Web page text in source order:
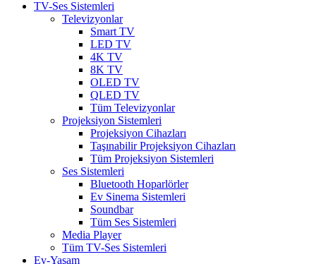
TV-Ses Sistemleri
Televizyonlar
Smart TV
LED TV
4K TV
8K TV
OLED TV
QLED TV
Tüm Televizyonlar
Projeksiyon Sistemleri
Projeksiyon Cihazları
Taşınabilir Projeksiyon Cihazları
Tüm Projeksiyon Sistemleri
Ses Sistemleri
Bluetooth Hoparlörler
Ev Sinema Sistemleri
Soundbar
Tüm Ses Sistemleri
Media Player
Tüm TV-Ses Sistemleri
Ev-Yaşam